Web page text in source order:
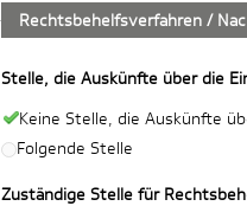
Rechtsbehelfsverfahren /
Stelle, die Auskünfte über die
Keine Stelle, die Auskünfte
Folgende Stelle
Zuständige Stelle für